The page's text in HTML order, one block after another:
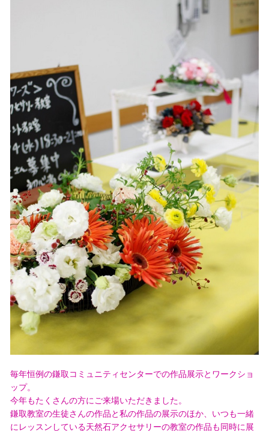
毎年恒例の鎌取コミュニティセンターでの作品展示とワークショ
ップ。
今年もたくさんの方にご来場いただきました。
鎌取教室の生徒さんの作品と私の作品の展示のほか、いつも一緒
にレッスンしている天然石アクセサリーの教室の作品も同時に展